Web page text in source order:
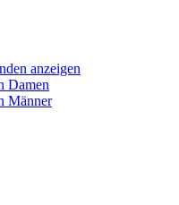
anzeigen
Damen
Männer